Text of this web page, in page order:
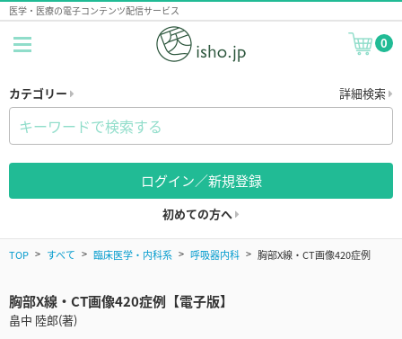
医学・医療の電子コンテンツ配信サービス
0
カテゴリー 詳細検索
ログイン／新規登録
初めての方へ
TOP すべて 臨床医学・内科系 呼吸器内科 胸部X線・CT画像420症例
胸部X線・CT画像420症例【電子版】
畠中 陸郎(著)